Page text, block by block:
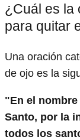
¿Cuál es la
para quitar
Una oración
de ojo es la
"En el
Santo, por la
todos los